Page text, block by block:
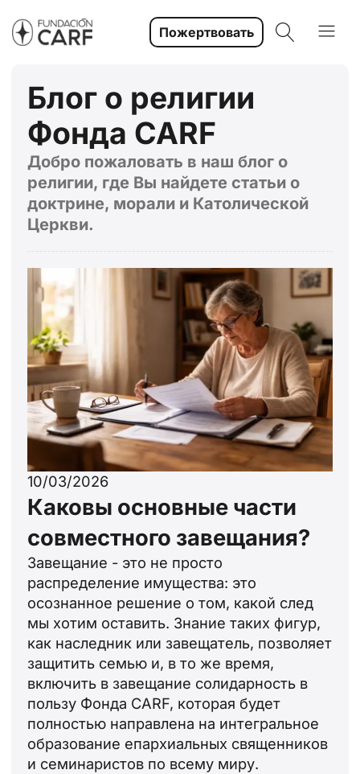
Пожертвовать
Блог о религии
Фонда CARF
Добро пожаловать в наш блог о
религии, где Вы найдете статьи о
доктрине, морали и Католической
Церкви.
10/03/2026
Каковы основные части
совместного завещания?
Завещание - это не просто
распределение имущества: это
осознанное решение о том, какой след
мы хотим оставить. Знание таких фигур,
как наследник или завещатель, позволяет
защитить семью и, в то же время,
включить в завещание солидарность в
пользу Фонда CARF, которая будет
полностью направлена на интегральное
образование епархиальных священников
и семинаристов по всему миру.